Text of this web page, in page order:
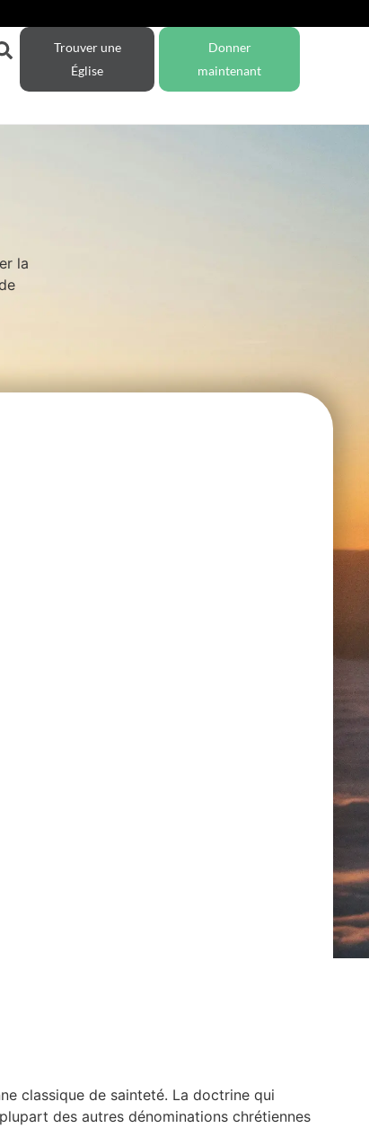
Trouver une
Église
Donner
maintenant
la
classique de sainteté. La doctrine qui
des autres dénominations chrétiennes